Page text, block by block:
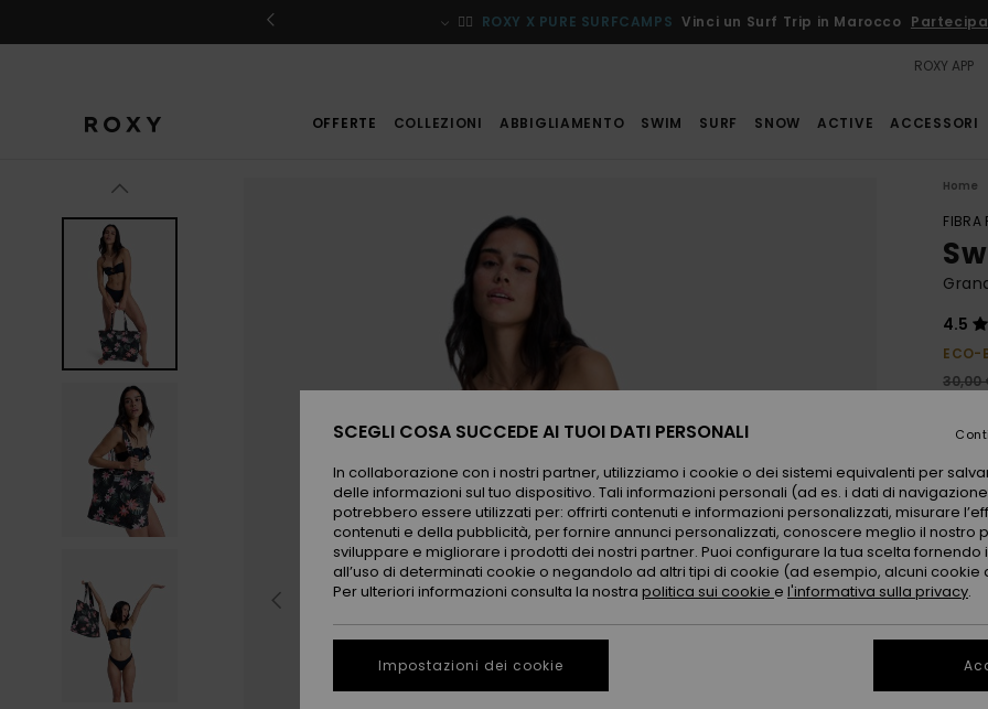
prodotto
🏄‍♀️ ROXY X PURE SURFCAMPS Vinci un Surf Trip in Marocco
ROXY APP
OFFERTE COLLEZIONI ABBIGLIAMENTO SWIM SURF SNOW ACTIVE ACCESSORI
Home
FIBRA
4.5
ECO-
30,00
Colori
SCEGLI COSA SUCCEDE AI TUOI DATI PERSONALI
In collaborazione con i nostri partner, utilizziamo i cookie o dei sistemi equivalenti per
delle informazioni sul tuo dispositivo. Tali informazioni personali (ad es. i dati di
potrebbero essere utilizzati per: offrirti contenuti e informazioni personalizzati, misurare
contenuti e della pubblicità, per fornire annunci personalizzati, conoscere meglio il nostro
sviluppare e migliorare i prodotti dei nostri partner. Puoi configurare la tua scelta fornendo
all’uso di determinati cookie o negandolo ad altri tipi di cookie (ad esempio, alcuni cookie
Per ulteriori informazioni consulta la nostra politica sui cookie e l'informativa sulla privacy.
Impostazioni dei cookie